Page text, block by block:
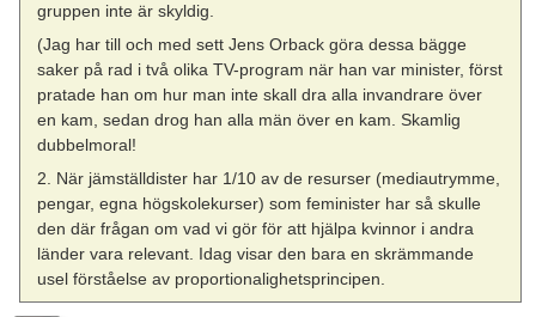
gruppen inte är skyldig.
(Jag har till och med sett Jens Orback göra dessa bägge
saker på rad i två olika TV-program när han var minister, först
pratade han om hur man inte skall dra alla invandrare över
en kam, sedan drog han alla män över en kam. Skamlig
dubbelmoral!
2. När jämställdister har 1/10 av de resurser (mediautrymme,
pengar, egna högskolekurser) som feminister har så skulle
den där frågan om vad vi gör för att hjälpa kvinnor i andra
länder vara relevant. Idag visar den bara en skrämmande
usel förståelse av proportionalighetsprincipen.